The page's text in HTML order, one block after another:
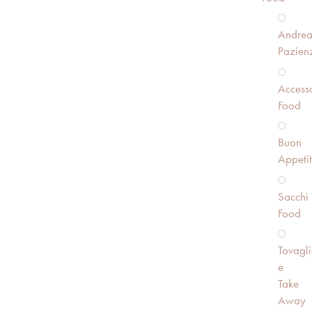
Andrea
Food
Buon
Sacchi
Food
e
Take
Away